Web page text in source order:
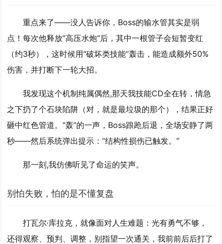
重点来了——没人告诉你，Boss的输水管其实是弱
点！每次他释放“高压水炮”后，其中一根管子会短暂变红
（约3秒），这时候用“破坏类技能”轰击，能造成额外50%
伤害，并打断下一轮大招。
我发现这个机制纯属偶然,那天我技能CD全在转，情急
之下扔了个石块陷阱（对，就是最垃圾的那个），结果正好
砸中红色管道。“轰”的一声，Boss踉跄后退，全场安静了两
秒——然后系统弹出提示：“结构性损伤已触发。”
那一刻,我仿佛听见了命运的笑声。
别怕失败，怕的是不懂复盘
打瓦尔·库拉克，就像面对人生难题：光有勇气不够，
还得观察、预判、调整，别指望一次通关，我前前后后打了